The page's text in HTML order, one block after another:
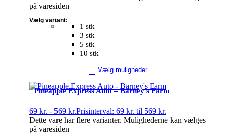
1 stk
3 stk
5 stk
10 stk
Vælg variant:
Vælg muligheder
på varesiden
Pineapple Express Auto – Barney’s Farm
69 kr. - 569 kr.Prisinterval: 69 kr. til 569 kr.
Dette vare har flere varianter. Mulighederne kan vælges
på varesiden